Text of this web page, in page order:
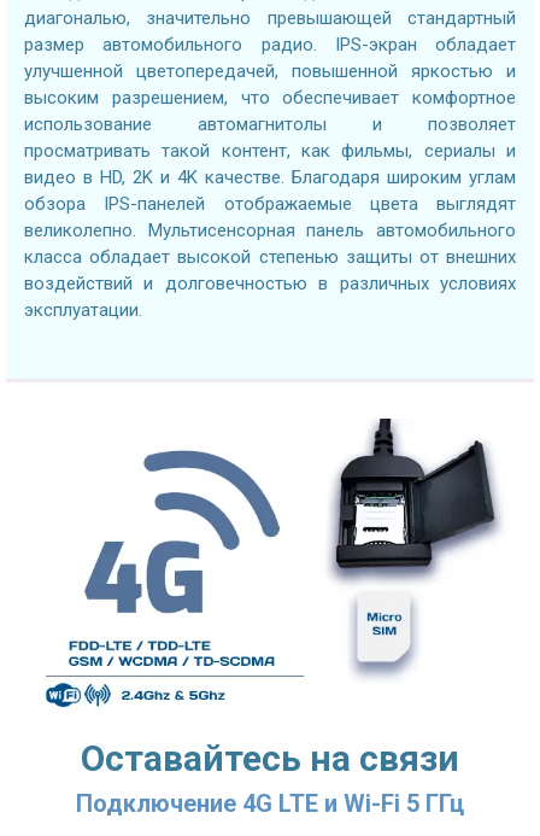
диагональю, значительно превышающей стандартный
размер автомобильного радио. IPS-экран обладает
улучшенной цветопередачей, повышенной яркостью и
высоким разрешением, что обеспечивает комфортное
использование автомагнитолы и позволяет
просматривать такой контент, как фильмы, сериалы и
видео в HD, 2K и 4K качестве. Благодаря широким углам
обзора IPS-панелей отображаемые цвета выглядят
великолепно. Мультисенсорная панель автомобильного
класса обладает высокой степенью защиты от внешних
воздействий и долговечностью в различных условиях
эксплуатации.
Оставайтесь на связи
Подключение 4G LTE и Wi-Fi 5 ГГц